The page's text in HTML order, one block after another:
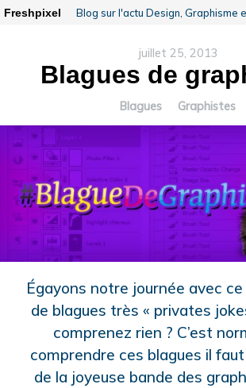
Freshpixel Blog sur l'actu Design, Graphisme
juillet 25, 2013
Blagues de
Blagues Graphistes
Égayons notre journée avec
de blagues très « privates
comprenez rien ? C’est
comprendre ces blagues il
de la joyeuse bande des